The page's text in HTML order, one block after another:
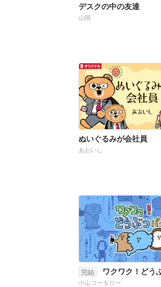
デスクの中の友達
山閖
ぬいぐるみが会社員
あおいし
完結 ワクワク！どう
小山コータロー